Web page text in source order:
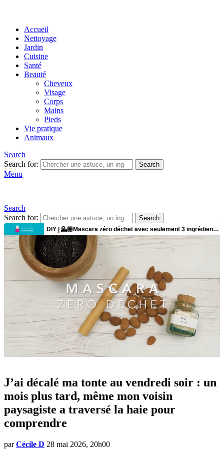
Accueil
Nettoyage
Jardin
Cuisine
Santé
Beauté
Cheveux
Visage
Corps
Mains
Pieds
Vie pratique
Animaux
Search
Search for:
Search
Menu
Search
Search for:
Search
J’ai décalé ma tonte au vendredi soir : un
mois plus tard, même mon voisin
paysagiste a traversé la haie pour
comprendre
par Cécile D 28 mai 2026, 20h00